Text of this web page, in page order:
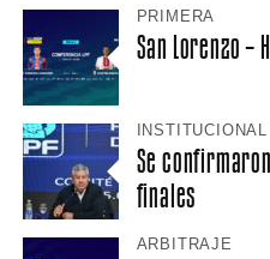
PRIMERA
San Lorenzo –
INSTITUCIONAL
Se
finales
ARBITRAJE